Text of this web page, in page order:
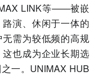
LINK等——被嵌
演、休闲于一体的
需为较低频的高规
也成为企业长期选
一。UNIMAX HUB